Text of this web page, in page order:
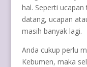
hal. Seperti
datang, ucapan
masih banyak lagi.
Anda cukup perlu
Kebumen, maka